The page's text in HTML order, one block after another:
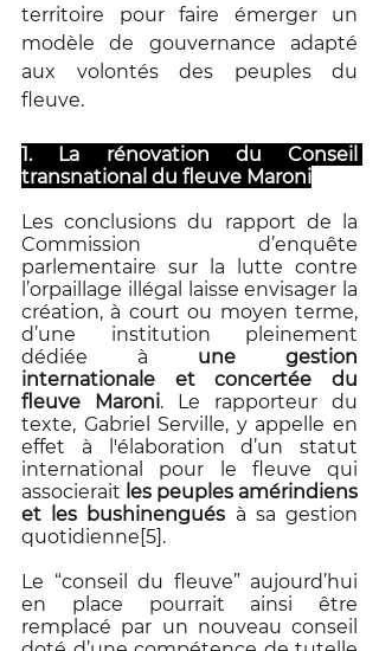
territoire pour faire émerger un
modèle de gouvernance adapté
aux volontés des peuples du
fleuve.
1. La rénovation du Conseil
transnational du fleuve Maroni
Les conclusions du rapport de la
Commission d’enquête
parlementaire sur la lutte contre
l’orpaillage illégal laisse envisager la
création, à court ou moyen terme,
d’une institution pleinement
dédiée à une gestion
internationale et concertée du
fleuve Maroni. Le rapporteur du
texte, Gabriel Serville, y appelle en
effet à l'élaboration d’un statut
international pour le fleuve qui
associerait les peuples amérindiens
et les bushinengués à sa gestion
quotidienne[5].
Le “conseil du fleuve” aujourd’hui
en place pourrait ainsi être
remplacé par un nouveau conseil